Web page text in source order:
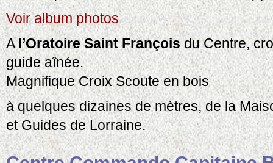
Voir album photos
Al’Oratoire Saint Françoisdu Centre,
guide aînée.
Magnifique Croix Scoute en bois
à quelques dizaines de mètres, de la
et Guides de Lorraine.